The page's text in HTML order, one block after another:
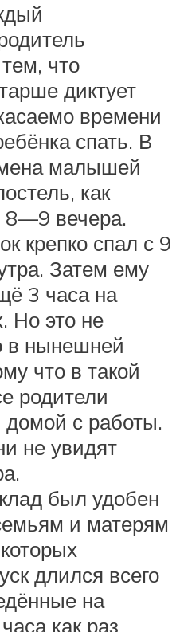
что
диктует
времени
спать. В
малышей
как
8—9 вечера.
крепко спал с 9
Затем ему
3 часа на
Но это не
в нынешней
что в такой
родители
с работы.
не увидят
был удобен
и матерям
длился всего
на
как раз